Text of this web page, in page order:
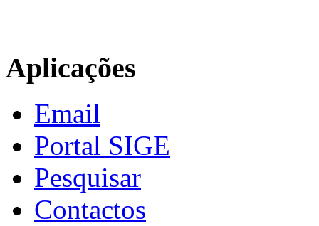
Aplicações
Email
Portal SIGE
Pesquisar
Contactos